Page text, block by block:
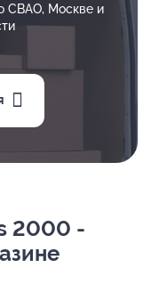
СВАО, Москве и
2000 -